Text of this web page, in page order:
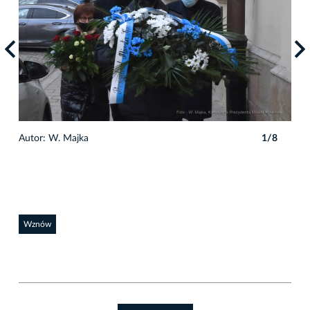
Autor: W. Majka 1/8
Wznów